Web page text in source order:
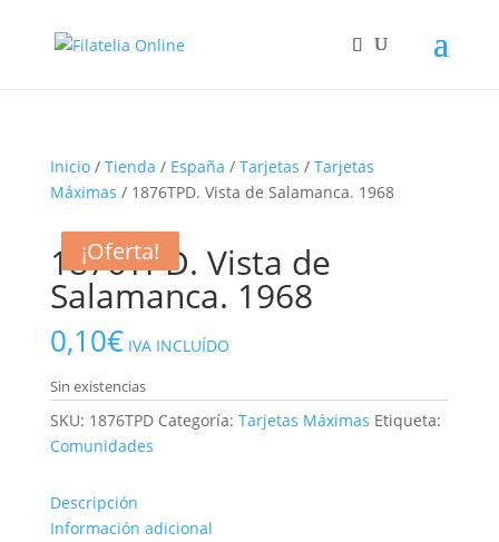
Inicio/ Tienda / España / Tarjetas / Tarjetas
Máximas / 1876TPD. Vista de Salamanca. 1968
1876TPD. Vista de
Salamanca. 1968
0,10€ IVA INCLUÍDO
Sin existencias
SKU: 1876TPD Categoría: Tarjetas Máximas Etiqueta:
Comunidades
Descripción
Información adicional
¡Oferta!
¡Oferta!
¡Oferta!